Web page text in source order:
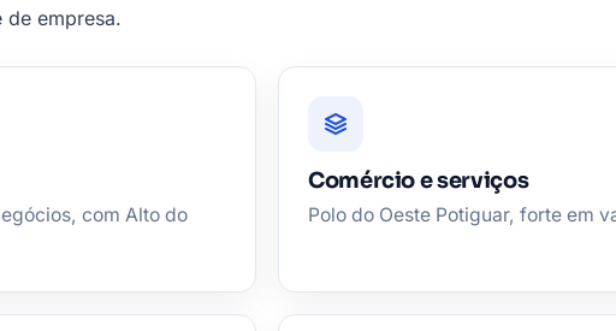
empresa.
com Alto do
Comércio e serviços
Polo do Oeste Potiguar, forte em